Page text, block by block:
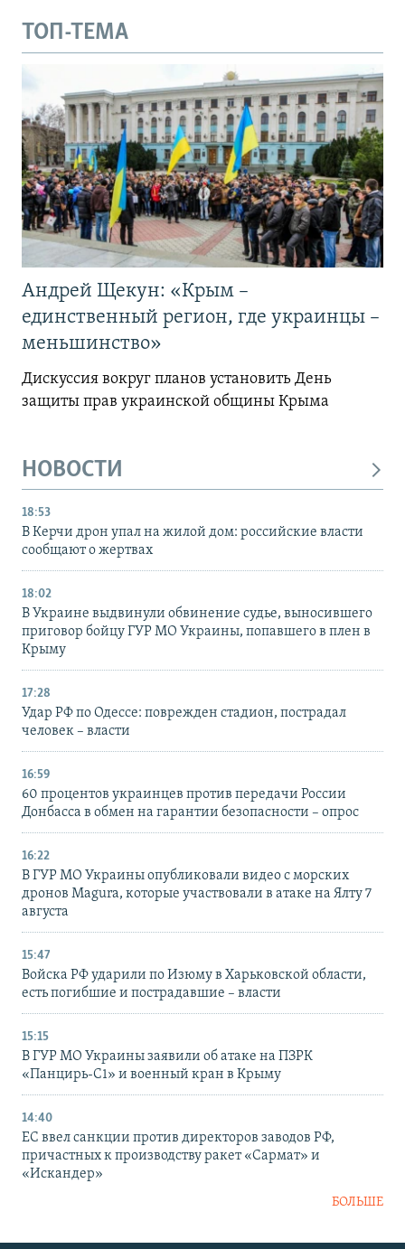
ТОП-ТЕМА
Андрей Щекун: «Крым –
единственный регион, где украинцы –
меньшинство»
Дискуссия вокруг планов установить День
защиты прав украинской общины Крыма
НОВОСТИ
18:53
В Керчи дрон упал на жилой дом: российские власти
сообщают о жертвах
18:02
В Украине выдвинули обвинение судье, выносившего
приговор бойцу ГУР МО Украины, попавшего в плен в
Крыму
17:28
Удар РФ по Одессе: поврежден стадион, пострадал
человек – власти
16:59
60 процентов украинцев против передачи России
Донбасса в обмен на гарантии безопасности – опрос
16:22
В ГУР МО Украины опубликовали видео с морских
дронов Magura, которые участвовали в атаке на Ялту 7
августа
15:47
Войска РФ ударили по Изюму в Харьковской области,
есть погибшие и пострадавшие – власти
15:15
В ГУР МО Украины заявили об атаке на ПЗРК
«Панцирь-С1» и военный кран в Крыму
14:40
ЕС ввел санкции против директоров заводов РФ,
причастных к производству ракет «Сармат» и
«Искандер»
БОЛЬШЕ